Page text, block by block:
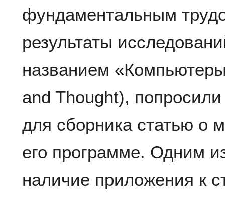
фундаментальным
результаты
названием
and Thought),
для сборника статью о
его программе. Одним
наличие приложения к